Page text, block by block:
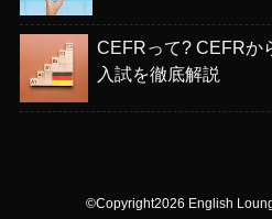
CEFRって? CEFRか
入試を徹底解説
©Copyright2026 English